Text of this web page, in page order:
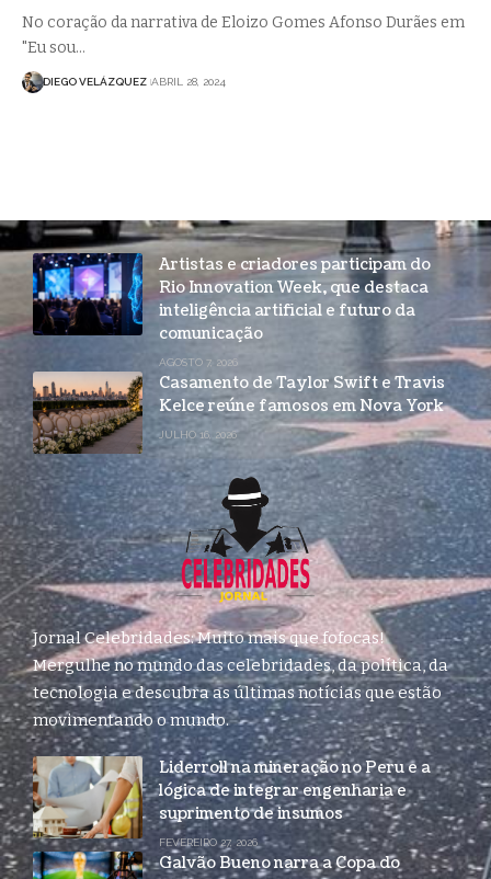
No coração da narrativa de Eloizo Gomes Afonso Durães em
"Eu sou…
DIEGO VELÁZQUEZ ABRIL 28, 2024
Artistas e criadores participam do
Rio Innovation Week, que destaca
inteligência artificial e futuro da
comunicação
AGOSTO 7, 2026
Casamento de Taylor Swift e Travis
Kelce reúne famosos em Nova York
JULHO 16, 2026
Jornal Celebridades: Muito mais que fofocas!
Mergulhe no mundo das celebridades, da política, da
tecnologia e descubra as últimas notícias que estão
movimentando o mundo.
Liderroll na mineração no Peru e a
lógica de integrar engenharia e
suprimento de insumos
FEVEREIRO 27, 2026
Galvão Bueno narra a Copa do